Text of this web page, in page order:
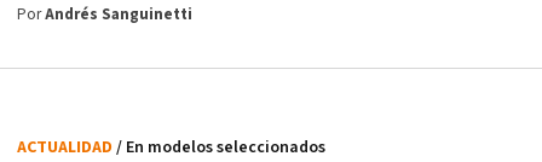
PorAndrés Sanguinetti
ACTUALIDAD / En modelos seleccionados